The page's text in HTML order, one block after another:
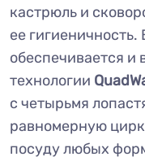
кастрюль и
ее
обеспечивается и
технологии
с четырьмя
равномерную
посуду любых